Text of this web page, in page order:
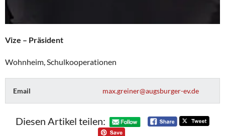
Vize – Präsident
Wohnheim, Schulkooperationen
Email max.greiner@augsburger-ev.de
Diesen Artikel teilen: